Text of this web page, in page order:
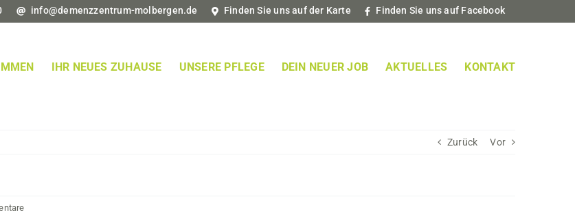
info@demenzzentrum-molbergen.de Finden Sie uns auf der Karte Finden Sie uns auf Facebook
IHR NEUES ZUHAUSE UNSERE PFLEGE DEIN NEUER JOB AKTUELLES KONTAKT
Zurück Vor